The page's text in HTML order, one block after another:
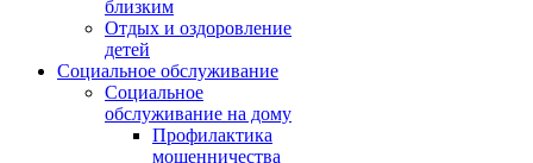
близким
Отдых и оздоровление
детей
Социальное обслуживание
Социальное
обслуживание на дому
Профилактика
мошенничества